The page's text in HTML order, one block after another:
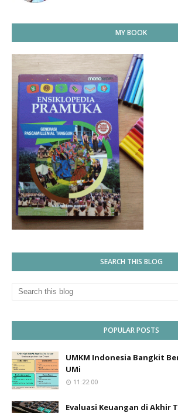
MY BOOK
SEARCH THIS BLOG
POPULAR POSTS
UMKM Indonesia Bangkit
UMi
11:22:00
Evaluasi Keuangan di Akhir